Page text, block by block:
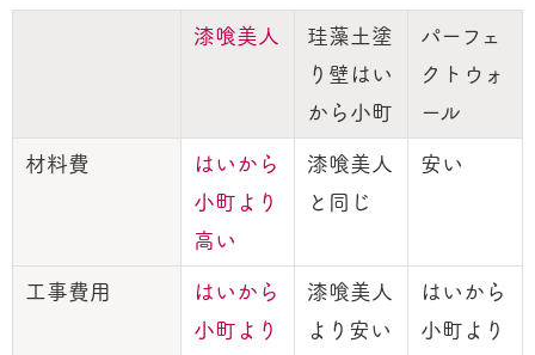
漆喰美人
珪藻土塗
り壁はい
から小町
パーフェ
クトウォ
ール
材料費
はいから
小町より
高い
漆喰美人
と同じ
安い
工事費用
はいから
小町より
漆喰美人
より安い
はいから
小町より